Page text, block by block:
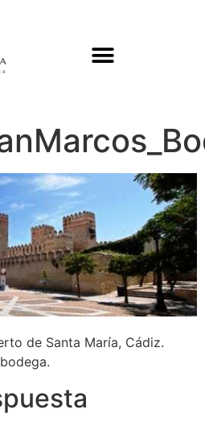
de Santa María, Cádiz.